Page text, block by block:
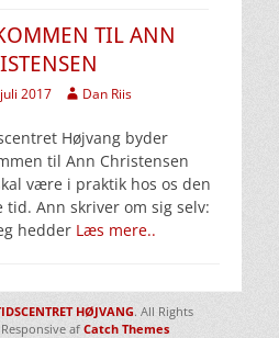
TIL ANN
2017 Forfatter
Dan Riis
Højvang byder
til Ann Christensen
være i praktik hos os den
tid. Ann skriver om sig selv:
hedder Læs mere..
HØJVANG. All Rights
af Catch Themes